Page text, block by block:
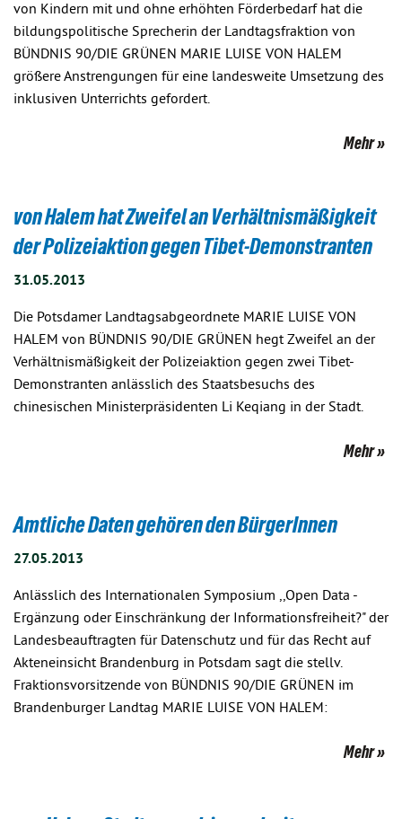
von Kindern mit und ohne erhöhten Förderbedarf hat die
bildungspolitische Sprecherin der Landtagsfraktion von
BÜNDNIS 90/DIE GRÜNEN MARIE LUISE VON HALEM
größere Anstrengungen für eine landesweite Umsetzung des
inklusiven Unterrichts gefordert.
Mehr
von Halem hat Zweifel an Verhältnismäßigkeit
der Polizeiaktion gegen Tibet-Demonstranten
31.05.2013
Die Potsdamer Landtagsabgeordnete MARIE LUISE VON
HALEM von BÜNDNIS 90/DIE GRÜNEN hegt Zweifel an der
Verhältnismäßigkeit der Polizeiaktion gegen zwei Tibet-
Demonstranten anlässlich des Staatsbesuchs des
chinesischen Ministerpräsidenten Li Keqiang in der Stadt.
Mehr
Amtliche Daten gehören den BürgerInnen
27.05.2013
Anlässlich des Internationalen Symposium ,,Open Data -
Ergänzung oder Einschränkung der Informationsfreiheit?" der
Landesbeauftragten für Datenschutz und für das Recht auf
Akteneinsicht Brandenburg in Potsdam sagt die stellv.
Fraktionsvorsitzende von BÜNDNIS 90/DIE GRÜNEN im
Brandenburger Landtag MARIE LUISE VON HALEM:
Mehr